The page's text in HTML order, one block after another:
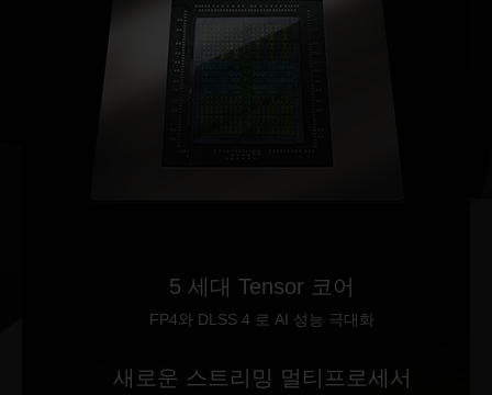
5 세대 Tensor 코어
FP4와 DLSS 4 로 AI 성능 극대화
새로운 스트리밍 멀티프로세서